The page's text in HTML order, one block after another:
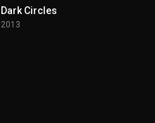
Dark Circles
2013